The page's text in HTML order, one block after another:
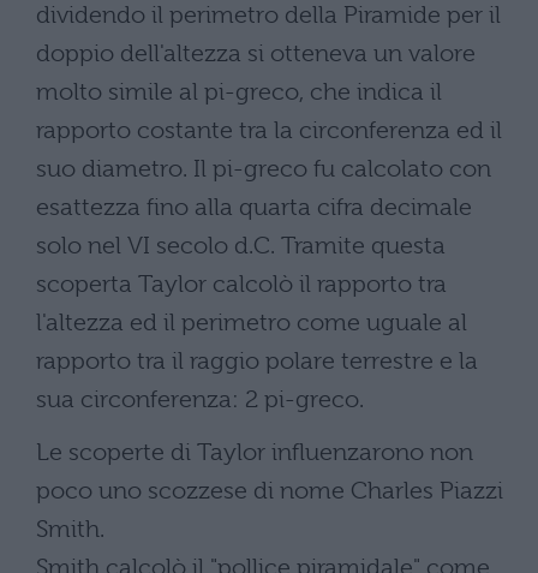
dividendo il perimetro della Piramide per il
doppio dell'altezza si otteneva un valore
molto simile al pi-greco, che indica il
rapporto costante tra la circonferenza ed il
suo diametro. Il pi-greco fu calcolato con
esattezza fino alla quarta cifra decimale
solo nel VI secolo d.C. Tramite questa
scoperta Taylor calcolò il rapporto tra
l'altezza ed il perimetro come uguale al
rapporto tra il raggio polare terrestre e la
sua circonferenza: 2 pi-greco.
Le scoperte di Taylor influenzarono non
poco uno scozzese di nome Charles Piazzi
Smith.
Smith calcolò il "pollice piramidale" come